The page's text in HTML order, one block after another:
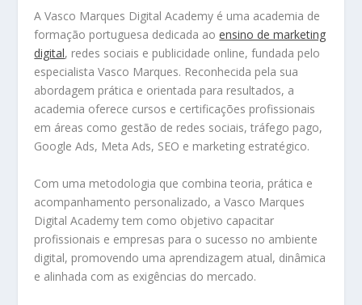
A Vasco Marques Digital Academy é uma academia de
formação portuguesa dedicada aoensino de marketing
digital, redes sociais e publicidade online, fundada pelo
especialista Vasco Marques. Reconhecida pela sua
abordagem prática e orientada para resultados, a
academia oferece cursos e certificações profissionais
em áreas como gestão de redes sociais, tráfego pago,
Google Ads, Meta Ads, SEO e marketing estratégico.
Com uma metodologia que combina teoria, prática e
acompanhamento personalizado, a Vasco Marques
Digital Academy tem como objetivo capacitar
profissionais e empresas para o sucesso no ambiente
digital, promovendo uma aprendizagem atual, dinâmica
e alinhada com as exigências do mercado.